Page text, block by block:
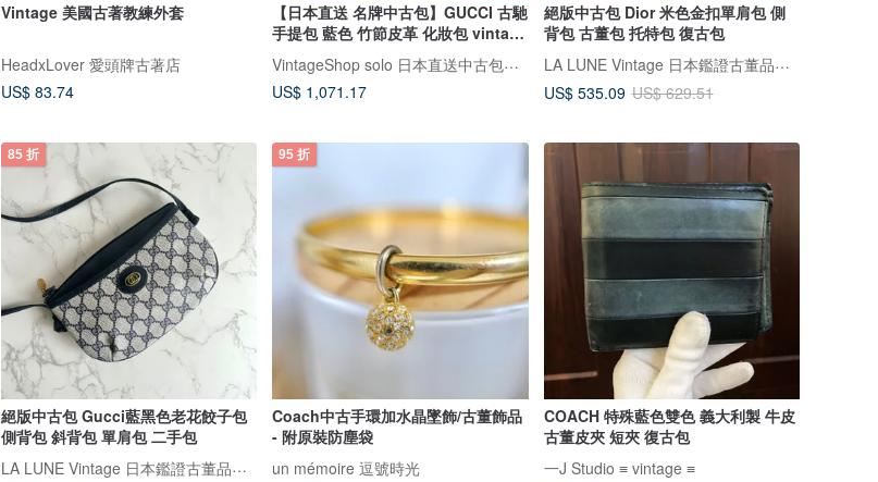
Vintage 美國古著教練外套
HeadxLover 愛頭牌古著店
US$ 83.74
【日本直送 名牌中古包】GUCCI 古馳
手提包 藍色 竹節皮革 化妝包 vintage
古董 經典 8rhwf4
VintageShop solo 日本直送中古包專賣店
US$ 1,071.17
絕版中古包 Dior 米色金扣單肩包 側
背包 古董包 托特包 復古包
LA LUNE Vintage 日本鑑證古董品選物店
US$ 535.09 US$ 629.51
85 折
絕版中古包 Gucci藍黑色老花餃子包
側背包 斜背包 單肩包 二手包
LA LUNE Vintage 日本鑑證古董品選物店
95 折
Coach中古手環加水晶墜飾/古董飾品
- 附原裝防塵袋
un mémoire 逗號時光
COACH 特殊藍色雙色 義大利製 牛皮
古董皮夾 短夾 復古包
一J Studio ≡ vintage ≡